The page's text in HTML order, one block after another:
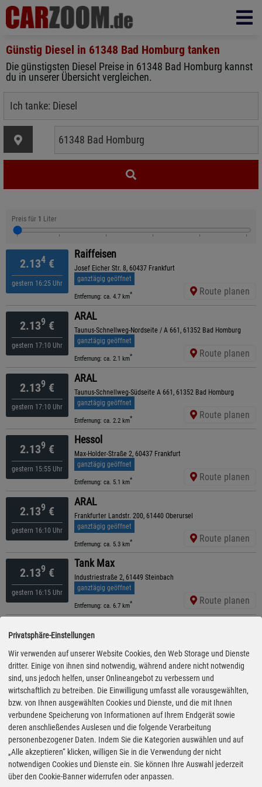
Günstig Diesel in 61348 Bad Homburg tanken
Die günstigsten Diesel Preise in 61348 Bad Homburg kannst
du in unserer Übersicht vergleichen.
Preis für 1 Liter
2.134 €
gestern 16:25 Uhr
Raiffeisen
Josef Eicher Str. 8, 60437 Frankfurt
ganztägig geöffnet
Entfernung: ca. 4.7 km* Route planen
2.139 €
gestern 17:10 Uhr
ARAL
Taunus-Schnellweg-Nordseite / A 661, 61352 Bad Homburg
ganztägig geöffnet
Entfernung: ca. 2.1 km* Route planen
2.139 €
gestern 17:10 Uhr
ARAL
Taunus-Schnellweg-Südseite A 661, 61352 Bad Homburg
ganztägig geöffnet
Entfernung: ca. 2.2 km* Route planen
2.139 €
gestern 15:55 Uhr
Hessol
Max-Holder-Straße 2, 60437 Frankfurt
ganztägig geöffnet
Entfernung: ca. 5.1 km* Route planen
2.139 €
gestern 16:10 Uhr
ARAL
Frankfurter Landstr. 200, 61440 Oberursel
ganztägig geöffnet
Entfernung: ca. 5.3 km* Route planen
2.139 €
gestern 16:15 Uhr
Tank Max
Industriestraße 2, 61449 Steinbach
ganztägig geöffnet
Entfernung: ca. 6.7 km* Route planen
2.139€
gestern 15:10 Uhr
Erich-Ollenhauer-Ring , 60439 Frankfurt Am Main
ganztägig geöffnet
Entfernung: ca. 7.8 km* Route planen
2.149€
gestern 16:10 Uhr
Hessol
Ober-Eschbacher Straße 142, 61352 Bad Homburg
ganztägig geöffnet
Entfernung: ca. 3.6 km * Route planen
2.159€
gestern 16:10 Uhr
ARAL
Sodener Straße 29, 61476 Kronberg
ganztägig geöffnet
Privatsphäre-Einstellungen
Wir verwenden auf unserer Website Cookies, den Web Storage und Dienste
dritter. Einige von ihnen sind notwendig, während andere nicht notwendig
sind, uns jedoch helfen, unser Onlineangebot zu verbessern und
wirtschaftlich zu betreiben. Die Einwilligung umfasst alle vorausgewählten,
bzw. von Ihnen ausgewählten Cookies und Dienste, und die mit Ihnen
verbundene Speicherung von Informationen auf Ihrem Endgerät sowie
deren anschließendes Auslesen und die folgende Verarbeitung
personenbezogener Daten. Indem Sie die Kategorien auswählen und auf
„Alle akzeptieren“ klicken, willigen Sie in die Verwendung der nicht
notwendigen Cookies und Dienste ein. Sie können Ihre Auswahl jederzeit
über den Cookie-Banner widerrufen oder anpassen.